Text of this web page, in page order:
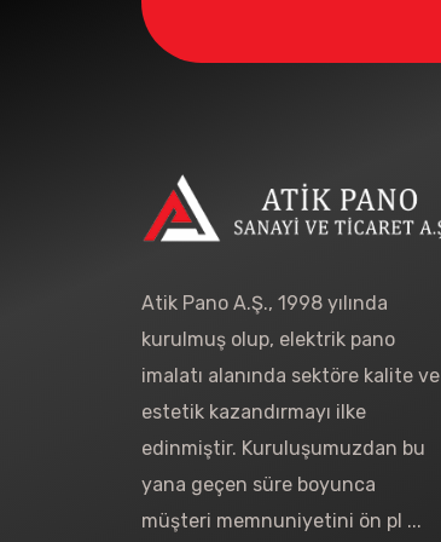
Atik Pano A.Ş., 1998 yılında
kurulmuş olup, elektrik pano
imalatı alanında sektöre kalite ve
estetik kazandırmayı ilke
edinmiştir. Kuruluşumuzdan bu
yana geçen süre boyunca
müşteri memnuniyetini ön pl ...